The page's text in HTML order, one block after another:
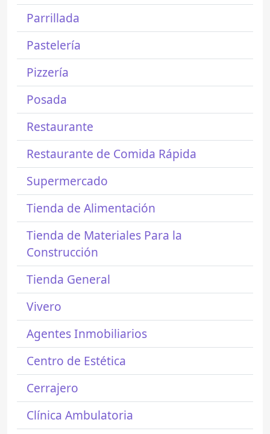
Parrillada
Pastelería
Pizzería
Posada
Restaurante
Restaurante de Comida Rápida
Supermercado
Tienda de Alimentación
Tienda de Materiales Para la
Construcción
Tienda General
Vivero
Agentes Inmobiliarios
Centro de Estética
Cerrajero
Clínica Ambulatoria